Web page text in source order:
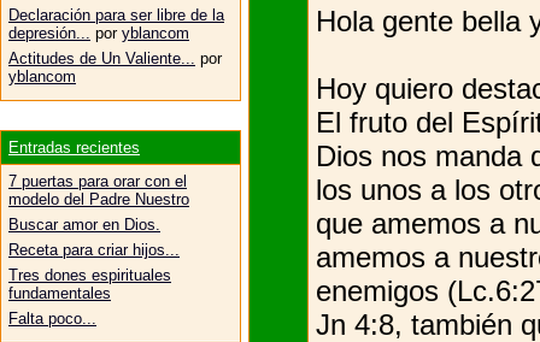
Hola gente bella
Hoy quiero
El fruto del
Dios nos manda
los unos a los
que amemos a
amemos a
enemigos
Jn 4:8, también
Declaración para ser libre de la
depresión...
por yblancom
Actitudes de Un Valiente...
por
yblancom
Entradas recientes
7 puertas para orar con el
modelo del Padre Nuestro
Buscar amor en Dios.
Receta para criar hijos...
Tres dones espirituales
fundamentales
Falta poco...